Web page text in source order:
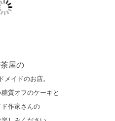
屋の
メイドのお店。
質オフのケーキと
作家さんの